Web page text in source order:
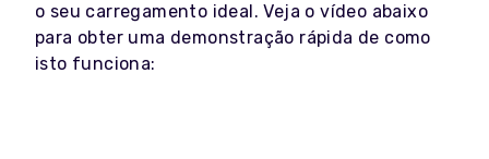
o seu carregamento ideal. Veja o vídeo abaixo
para obter uma demonstração rápida de como
isto funciona: